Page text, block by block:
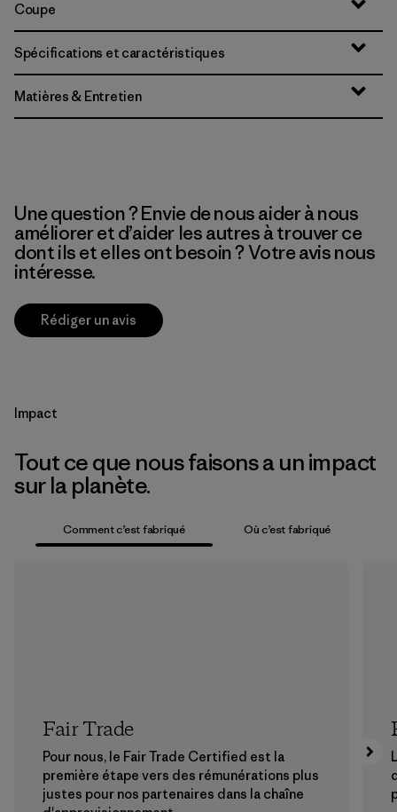
Coupe
Spécifications et caractéristiques
Matières & Entretien
Une question ? Envie de nous aider à nous
améliorer et d’aider les autres à trouver ce
dont ils et elles ont besoin ? Votre avis nous
intéresse.
Rédiger un avis
Impact
Tout ce que nous faisons a un impact
sur la planète.
Comment c’est fabriqué Où c’est fabriqué
Fair Trade
Pour nous, le Fair Trade Certified est la
première étape vers des rémunérations plus
justes pour nos partenaires dans la chaîne